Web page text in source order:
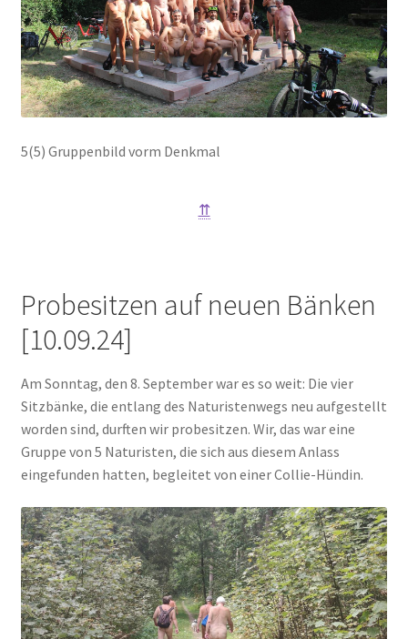
5(5) Gruppenbild vorm Denkmal
⇈
Probesitzen auf neuen Bänken
[10.09.24]
Am Sonntag, den 8. September war es so weit: Die vier
Sitzbänke, die entlang des Naturistenwegs neu aufgestellt
worden sind, durften wir probesitzen. Wir, das war eine
Gruppe von 5 Naturisten, die sich aus diesem Anlass
eingefunden hatten, begleitet von einer Collie-Hündin.